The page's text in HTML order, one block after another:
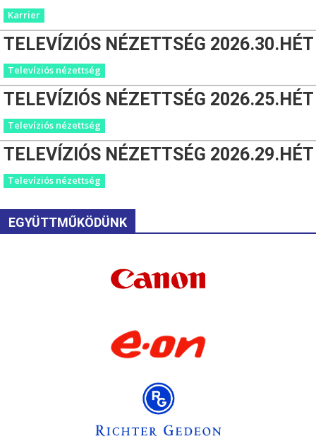
Karrier
TELEVÍZIÓS NÉZETTSÉG 2026.30.HÉT
Televíziós nézettség
TELEVÍZIÓS NÉZETTSÉG 2026.25.HÉT
Televíziós nézettség
TELEVÍZIÓS NÉZETTSÉG 2026.29.HÉT
Televíziós nézettség
EGYÜTTMŰKÖDÜNK